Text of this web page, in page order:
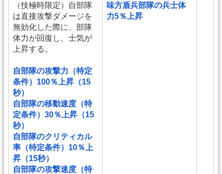
（技極時限定）自部隊
は直接攻撃ダメージを
無効化した際に、部隊
体力が回復し、士気が
上昇する。
自部隊の攻撃力（特定
条件）100％上昇（15
秒）
自部隊の移動速度（特
定条件）30％上昇（15
秒）
自部隊のクリティカル
率（特定条件）10％上
昇（15秒）
自部隊の攻撃速度（特
味方盾兵部隊の兵士体
力5％上昇